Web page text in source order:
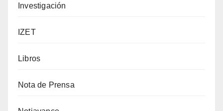
Investigación
IZET
Libros
Nota de Prensa